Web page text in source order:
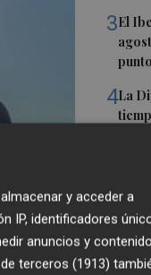
3El
4La
las
y acceder a
IP, identificadores
anuncios y
terceros (1913)